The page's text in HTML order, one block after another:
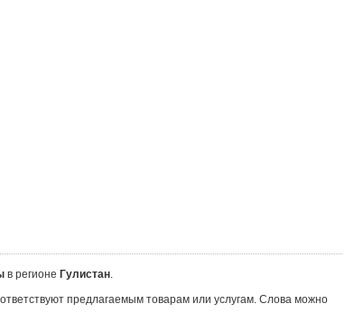
в регионе Гулистан.
предлагаемым товарам или услугам. Слова можно